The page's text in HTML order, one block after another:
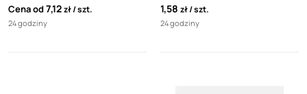
Cena od7,12zł szt.
24 godziny
1,58 zł szt.
24 godziny